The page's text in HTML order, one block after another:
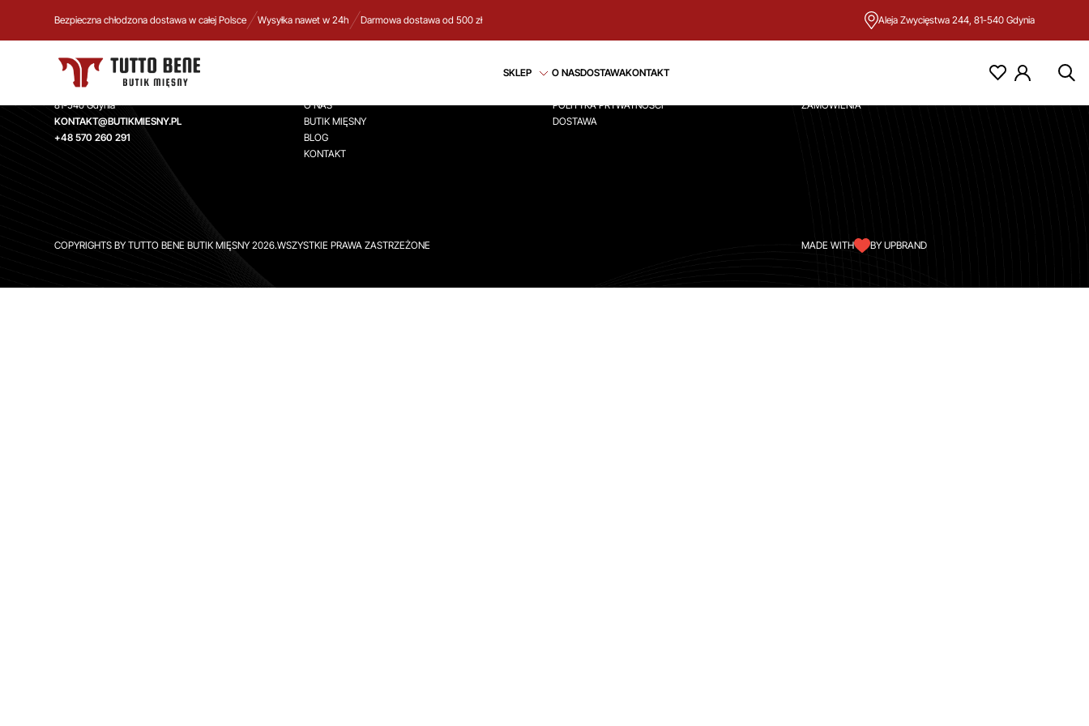
Bezpieczna chłodzona dostawa w całej Polsce Wysyłka nawet w 24h Darmowa dostawa od 500 zł Aleja Zwycięstwa 244, 81-540 Gdynia
SKLEP O NASDOSTAWAKONTAKT
TUTTO BENE BUTIK MIĘSNY
Aleja Zwycięstwa 244,
81-540 Gdynia
KONTAKT@BUTIKMIESNY.PL
+48 570 260 291
O NAS
BUTIK MIĘSNY
BLOG
KONTAKT
REGULAMIN
POLITYKA PRYWATNOŚCI
DOSTAWA
ZAMÓWIENIA
COPYRIGHTS BY TUTTO BENE BUTIK MIĘSNY 2026.WSZYSTKIE PRAWA ZASTRZEŻONE MADE WITH BY UPBRAND